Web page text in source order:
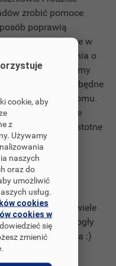
zrobić pomoce
poprawią
niezbędne w
kwestie dbania o
zaangażujemy
przygotować niezbędne
zabawy w domu.
zdobędą nowe
są szczególnie istotne
się stworzyć wiele
które będą mogły
przez kolejne lata :)
cookie, aby
z
Używamy
naszych
oraz do
umożliwić
usług.
cookies
cookies w
się
zmienić